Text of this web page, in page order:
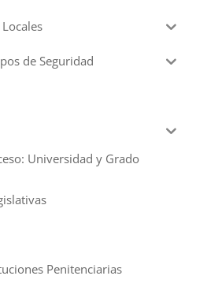
de Seguridad
Universidad y Grado
Penitenciarias